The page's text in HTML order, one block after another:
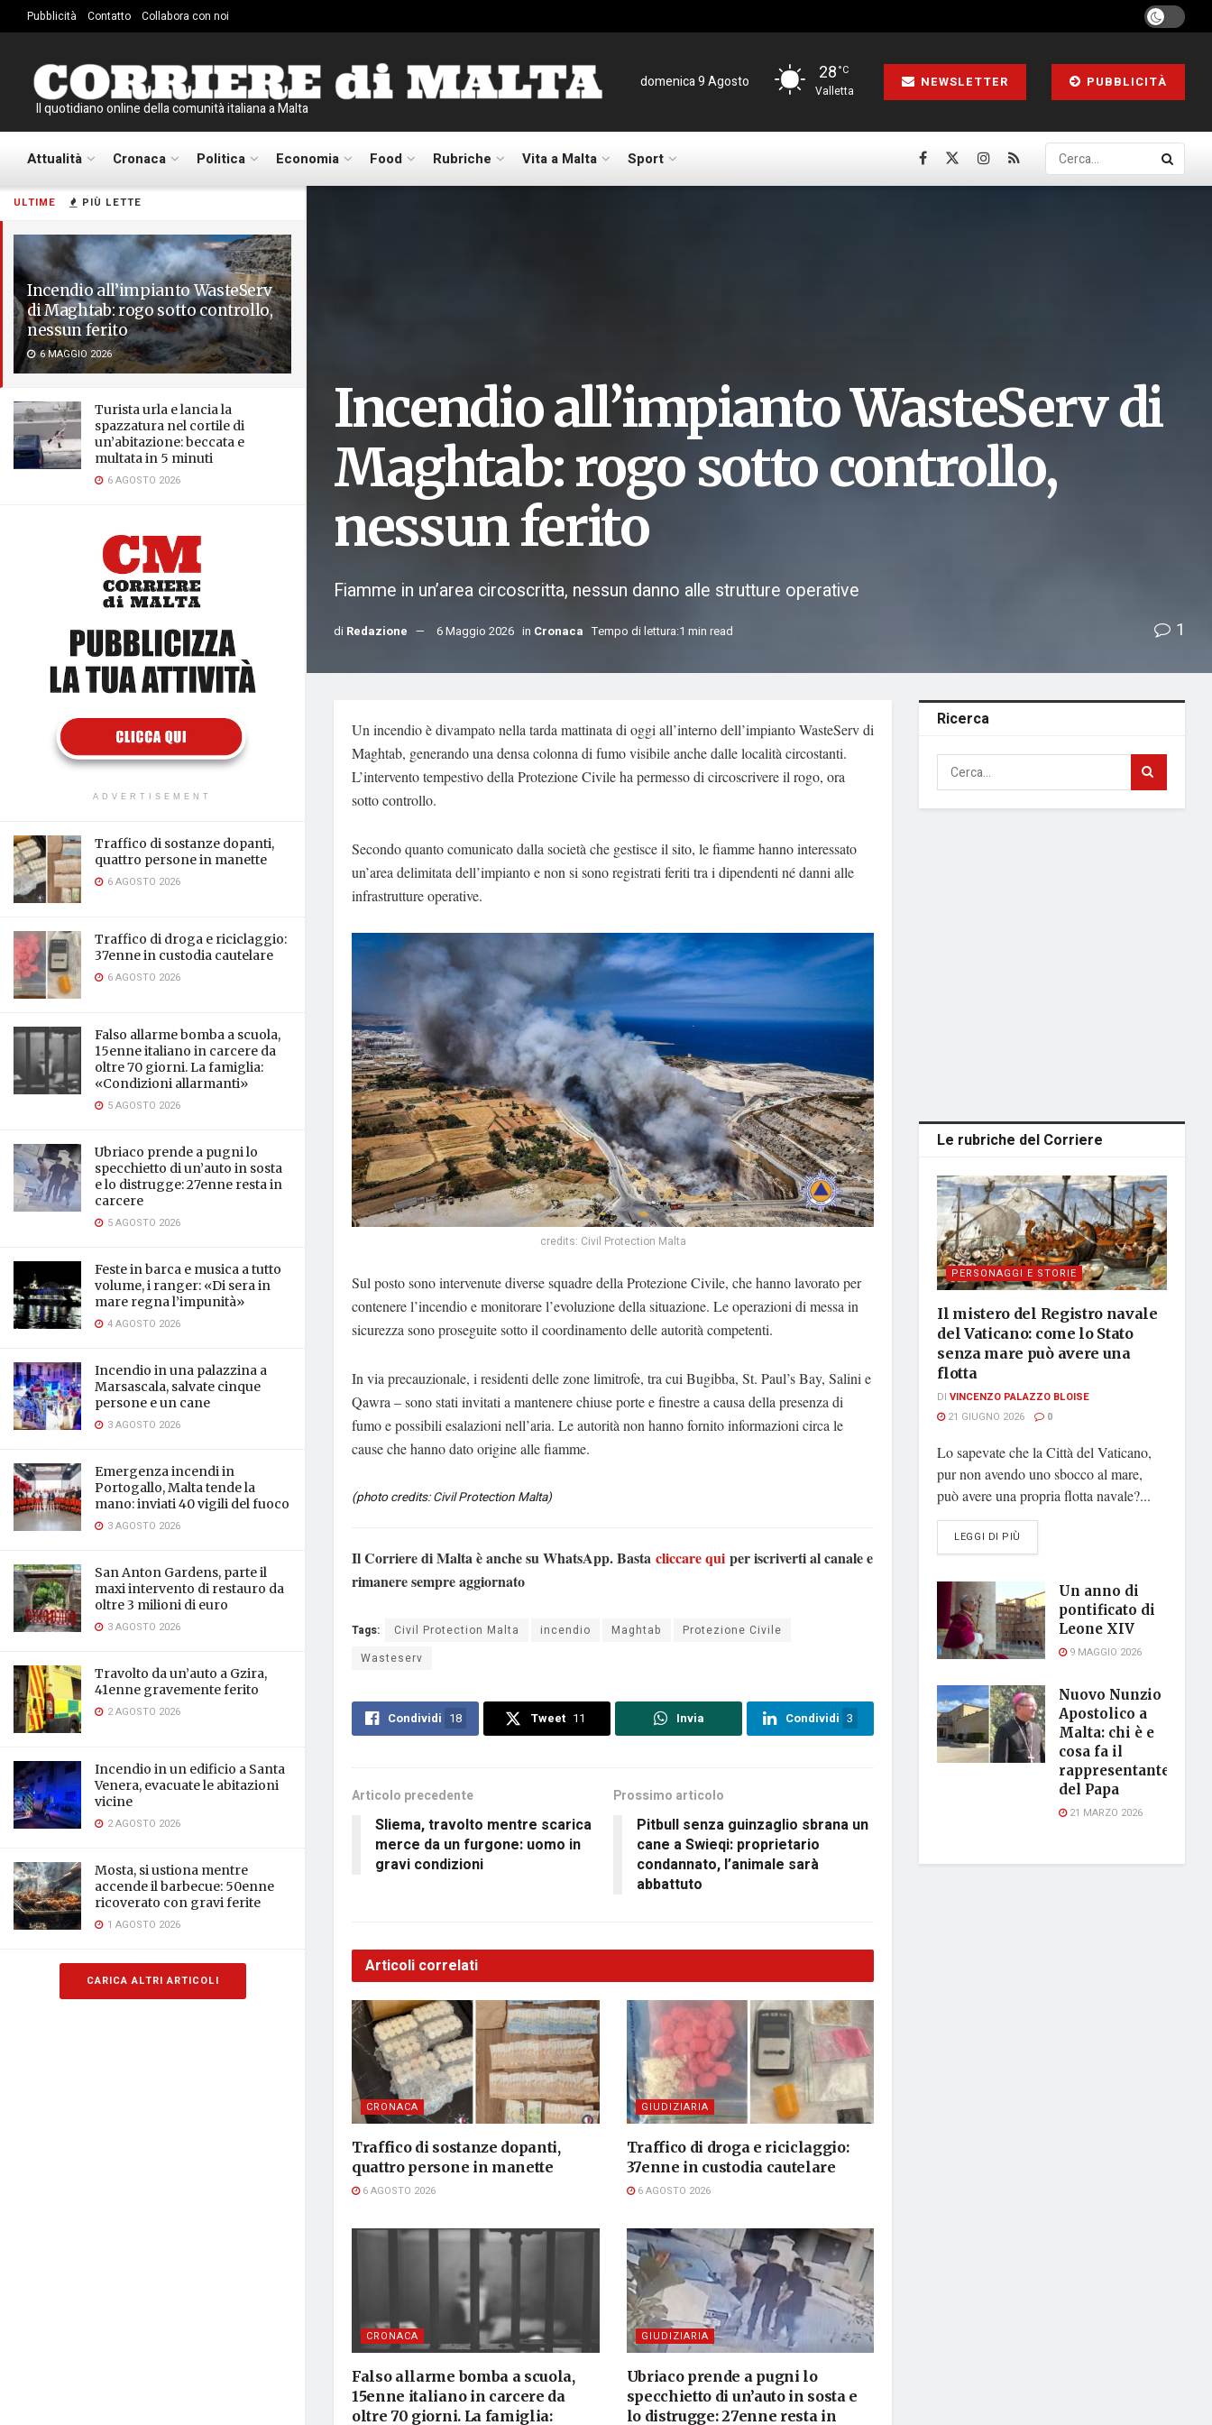
ULTIME PIÙ LETTE
Incendio all’impianto WasteServ
di Maghtab: rogo sotto controllo,
nessun ferito
6 MAGGIO 2026
Turista urla e lancia la
spazzatura nel cortile di
un’abitazione: beccata e
multata in 5 minuti
6 AGOSTO 2026
ADVERTISEMENT
Traffico di sostanze dopanti,
quattro persone in manette
6 AGOSTO 2026
Traffico di droga e riciclaggio:
37enne in custodia cautelare
6 AGOSTO 2026
Falso allarme bomba a scuola,
15enne italiano in carcere da
oltre 70 giorni. La famiglia:
«Condizioni allarmanti»
5 AGOSTO 2026
Ubriaco prende a pugni lo
specchietto di un’auto in sosta
e lo distrugge: 27enne resta in
carcere
5 AGOSTO 2026
Feste in barca e musica a tutto
volume, i ranger: «Di sera in
mare regna l’impunità»
4 AGOSTO 2026
Incendio in una palazzina a
Marsascala, salvate cinque
persone e un cane
3 AGOSTO 2026
Emergenza incendi in
Portogallo, Malta tende la
mano: inviati 40 vigili del fuoco
3 AGOSTO 2026
San Anton Gardens, parte il
maxi intervento di restauro da
oltre 3 milioni di euro
3 AGOSTO 2026
Travolto da un’auto a Gzira,
41enne gravemente ferito
2 AGOSTO 2026
Incendio in un edificio a Santa
Venera, evacuate le abitazioni
vicine
2 AGOSTO 2026
Mosta, si ustiona mentre
accende il barbecue: 50enne
ricoverato con gravi ferite
1 AGOSTO 2026
CARICA ALTRI ARTICOLI
Pubblicità Contatto Collabora con noi
Il quotidiano online della comunità italiana a Malta
domenica 9 Agosto 28°C
Valletta
NEWSLETTER PUBBLICITÀ
Attualità Cronaca Politica Economia Food Rubriche Vita a Malta Sport
Incendio all’impianto WasteServ di
Maghtab: rogo sotto controllo,
nessun ferito
Fiamme in un’area circoscritta, nessun danno alle strutture operative
di Redazione 6 Maggio 2026 in Cronaca Tempo di lettura:1 min read 1
Un incendio è divampato nella tarda mattinata di oggi all’interno dell’impianto WasteServ di
Maghtab, generando una densa colonna di fumo visibile anche dalle località circostanti.
L’intervento tempestivo della Protezione Civile ha permesso di circoscrivere il rogo, ora
sotto controllo.
Secondo quanto comunicato dalla società che gestisce il sito, le fiamme hanno interessato
un’area delimitata dell’impianto e non si sono registrati feriti tra i dipendenti né danni alle
infrastrutture operative.
credits: Civil Protection Malta
Sul posto sono intervenute diverse squadre della Protezione Civile, che hanno lavorato per
contenere l’incendio e monitorare l’evoluzione della situazione. Le operazioni di messa in
sicurezza sono proseguite sotto il coordinamento delle autorità competenti.
In via precauzionale, i residenti delle zone limitrofe, tra cui Bugibba, St. Paul’s Bay, Salini e
Qawra – sono stati invitati a mantenere chiuse porte e finestre a causa della presenza di
fumo e possibili esalazioni nell’aria. Le autorità non hanno fornito informazioni circa le
cause che hanno dato origine alle fiamme.
(photo credits: Civil Protection Malta)
Il Corriere di Malta è anche su WhatsApp. Basta cliccare qui per iscriverti al canale e
rimanere sempre aggiornato
Tags: Civil Protection Malta incendio Maghtab
Protezione Civile
Wasteserv
Condividi 18 Tweet 11 Invia Condividi 3
Articolo precedente
Sliema, travolto mentre scarica
merce da un furgone: uomo in
gravi condizioni
Prossimo articolo
Pitbull senza guinzaglio sbrana un
cane a Swieqi: proprietario
condannato, l’animale sarà
abbattuto
Articoli correlati
CRONACA
Traffico di sostanze dopanti,
quattro persone in manette
6 AGOSTO 2026
GIUDIZIARIA
Traffico di droga e riciclaggio:
37enne in custodia cautelare
6 AGOSTO 2026
CRONACA
Falso allarme bomba a scuola,
15enne italiano in carcere da
oltre 70 giorni. La famiglia:
GIUDIZIARIA
Ubriaco prende a pugni lo
specchietto di un’auto in sosta e
lo distrugge: 27enne resta in
Ricerca
Le rubriche del Corriere
PERSONAGGI E STORIE
Il mistero del Registro navale
del Vaticano: come lo Stato
senza mare può avere una
flotta
DI VINCENZO PALAZZO BLOISE
21 GIUGNO 2026
0
Lo sapevate che la Città del Vaticano,
pur non avendo uno sbocco al mare,
può avere una propria flotta navale?...
LEGGI DI PIÙ
Un anno di
pontificato di
Leone XIV
9 MAGGIO 2026
Nuovo Nunzio
Apostolico a
Malta: chi è e
cosa fa il
rappresentante
del Papa
21 MARZO 2026